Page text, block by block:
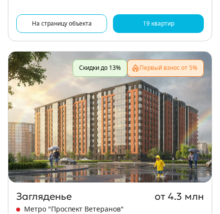
На страницу объекта 19 квартир
Скидки до 13% Первый взнос от 5%
Загляденье от 4.3 млн
Метро "Проспект Ветеранов"